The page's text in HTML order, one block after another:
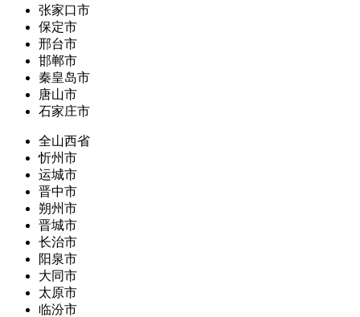
张家口市
保定市
邢台市
邯郸市
秦皇岛市
唐山市
石家庄市
全山西省
忻州市
运城市
晋中市
朔州市
晋城市
长治市
阳泉市
大同市
太原市
临汾市